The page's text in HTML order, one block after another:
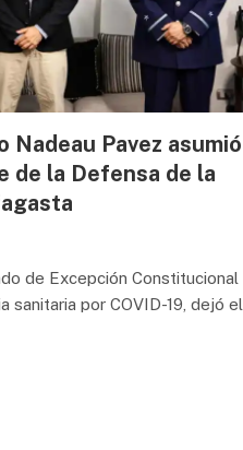
Nadeau Pavez asumió
de la Defensa de la
de Excepción Constitucional
sanitaria por COVID-19, dejó el